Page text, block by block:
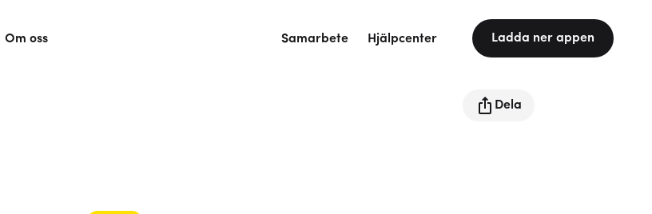
Om oss Samarbete Hjälpcenter Ladda ner appen
Dela